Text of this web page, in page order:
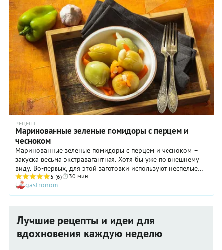
РЕЦЕПТ
Маринованные зеленые помидоры с перцем и
чесноком
Маринованные зеленые помидоры с перцем и чесноком –
закуска весьма экстравагантная. Хотя бы уже по внешнему
виду. Во-первых, для этой заготовки используют неспелые
помидоры. А во-вторых, каждый помидорчик надрезают и в
разрез вставляют кусочек перца и чеснок. Получается очень
эффектно и невероятно вкусно!
5 (6) 30 мин
gastronom
Лучшие рецепты и идеи для
вдохновения каждую неделю